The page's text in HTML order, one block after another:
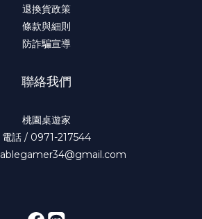
退換貨政策
條款與細則
防詐騙宣導
聯絡我們
桃園桌遊家
電話 / 0971-217544